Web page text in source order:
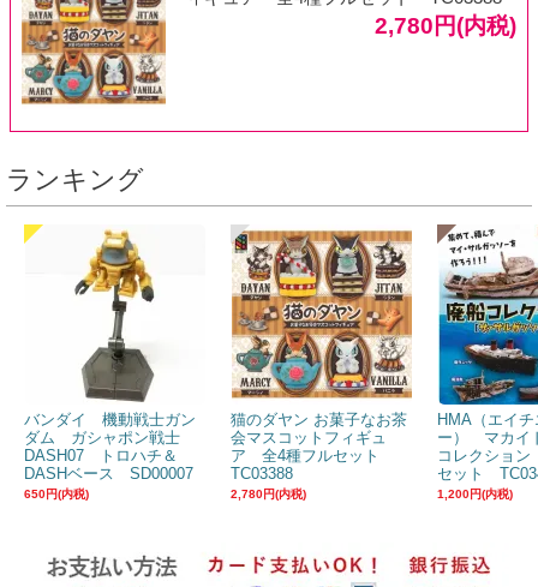
2,780円(内税)
ランキング
バンダイ 機動戦士ガン
ダム ガシャポン戦士
DASH07 トロハチ＆
DASHベース SD00007
650円(内税)
猫のダヤン お菓子なお茶
会マスコットフィギュ
ア 全4種フルセット
TC03388
2,780円(内税)
HMA（エイ
ー） マカイ
コレクショ
セット
1,200円(内税)